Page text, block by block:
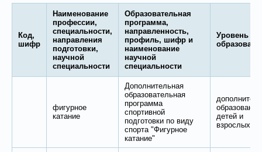
Код,
шифр
Наименование
профессии,
специальности,
направления
подготовки,
научной
специальности
Образовательная
программа,
направленность,
профиль, шифр и
наименование
научной
специальности
Уровень
фигурное
катание
Дополнительная
образовательная
программа
спортивной
подготовки по виду
спорта "Фигурное
катание"
образование
детей и
взрослых